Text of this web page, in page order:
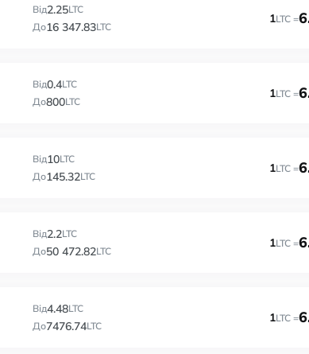
Від2.25LTC
До16 347.83LTC
1LTC =
Від0.4LTC
До800LTC
1LTC =
Від10LTC
До145.32LTC
1LTC =
Від2.2LTC
До50 472.82LTC
1LTC =
Від4.48LTC
До7476.74LTC
1LTC =